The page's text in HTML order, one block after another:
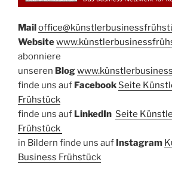
Mail
Website
abonniere
unseren Blog
​finde uns auf Facebook​ Seite
Frühstück​
finde uns auf ​ LinkedIn Seite
Frühstück
in Bildern finde uns auf Instagram
Business Frühstück